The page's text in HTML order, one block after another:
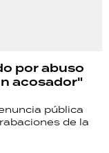
por abuso
acosador"
pública
de la